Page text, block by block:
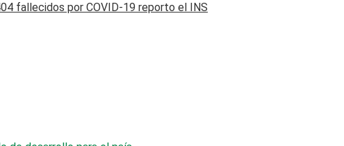
fallecidos por COVID-19 reporto el INS